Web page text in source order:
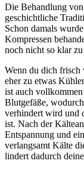
Die Behandlung
geschichtliche
Schon damals
Kompressen
noch nicht so klar
Wenn du dich frisch
eher zu etwas
ist auch
Blutgefäße,
verhindert wird und
ist. Nach der
Entspannung und
verlangsamt Kälte
lindert dadurch